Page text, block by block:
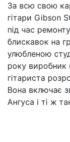
За всю свою
гітари Gibson
під час
блискавок на
улюбленою
року виробник
гітариста
Вона включає
Ангуса і ті ж